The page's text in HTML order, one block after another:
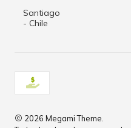
Santiago
- Chile
2026 Megami Theme.